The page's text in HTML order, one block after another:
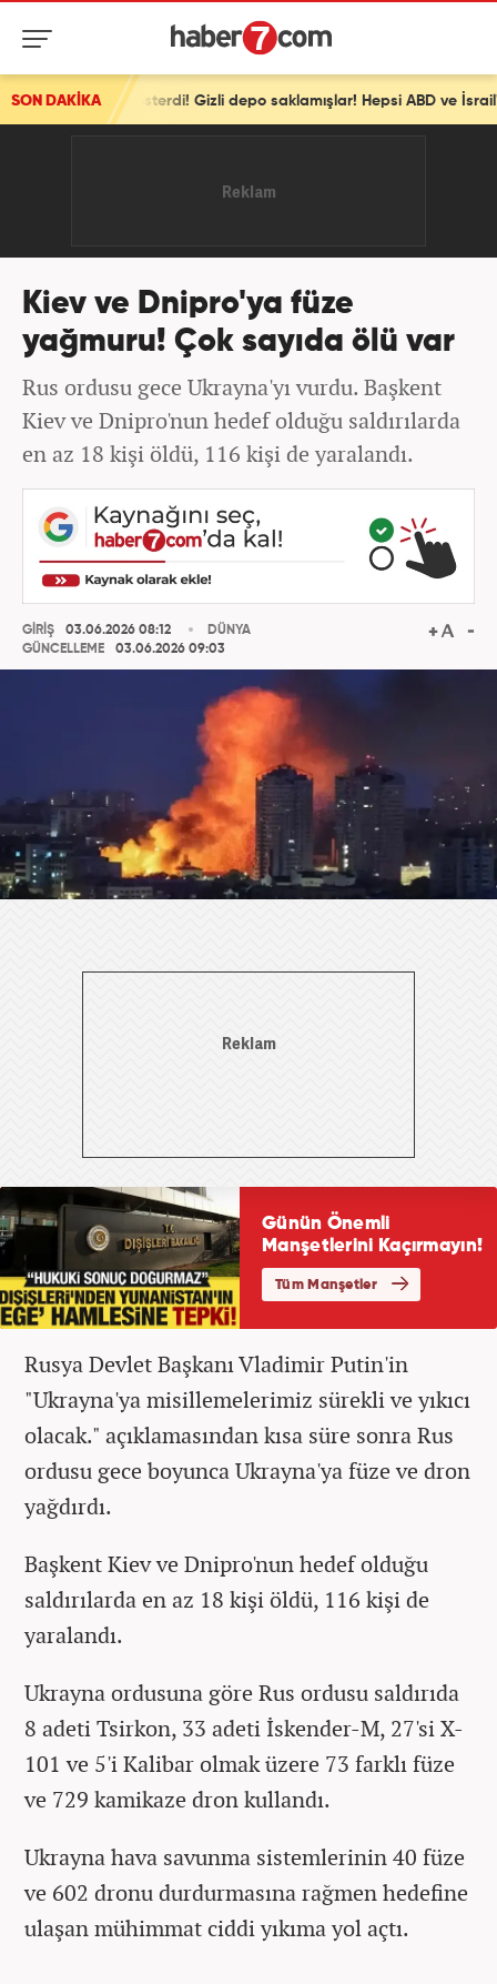
SON DAKİKA
gösterdi! Gizli depo saklamışlar! Hepsi ABD ve İsrail'e ait
Kiev ve Dnipro'ya füze
yağmuru! Çok sayıda ölü var
Rus ordusu gece Ukrayna'yı vurdu. Başkent
Kiev ve Dnipro'nun hedef olduğu saldırılarda
en az 18 kişi öldü, 116 kişi de yaralandı.
GİRİŞ
03.06.2026 08:12
GÜNCELLEME
03.06.2026 09:03
DÜNYA
Rusya Devlet Başkanı Vladimir Putin'in
"Ukrayna'ya misillemelerimiz sürekli ve yıkıcı
olacak." açıklamasından kısa süre sonra Rus
ordusu gece boyunca Ukrayna'ya füze ve dron
yağdırdı.
Başkent Kiev ve Dnipro'nun hedef olduğu
saldırılarda en az 18 kişi öldü, 116 kişi de
yaralandı.
Ukrayna ordusuna göre Rus ordusu saldırıda
8 adeti Tsirkon, 33 adeti İskender-M, 27'si X-
101 ve 5'i Kalibar olmak üzere 73 farklı füze
ve 729 kamikaze dron kullandı.
Ukrayna hava savunma sistemlerinin 40 füze
ve 602 dronu durdurmasına rağmen hedefine
ulaşan mühimmat ciddi yıkıma yol açtı.